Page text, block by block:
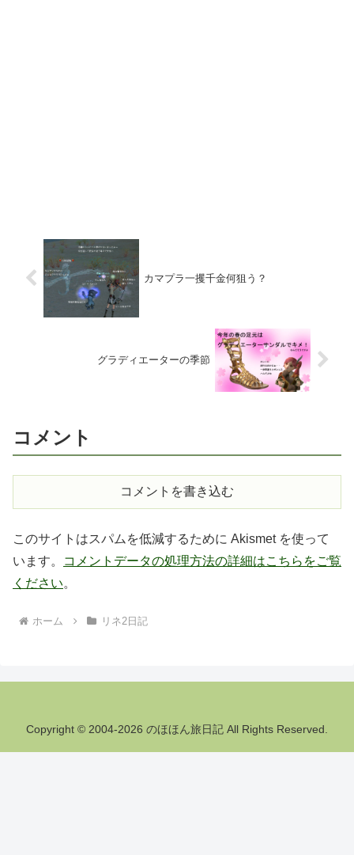
カマプラ一攫千金何狙う？
グラディエーターの季節
コメント
コメントを書き込む
このサイトはスパムを低減するために Akismet を使って
います。
コメントデータの処理方法の詳細はこちらをご覧
ください。
ホーム リネ2日記
Copyright © 2004-2026 のほほん旅日記 All Rights Reserved.